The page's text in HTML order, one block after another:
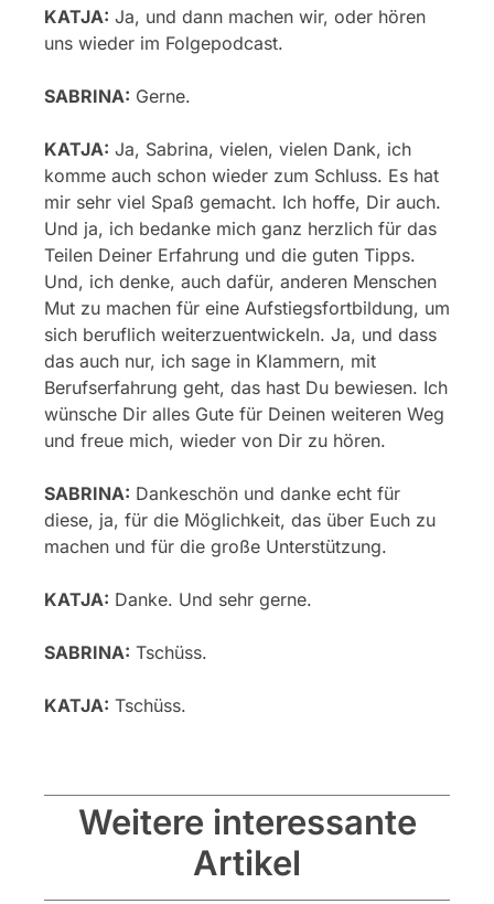
KATJA: Ja, und dann machen wir, oder hören
uns wieder im Folgepodcast.
SABRINA: Gerne.
KATJA: Ja, Sabrina, vielen, vielen Dank, ich
komme auch schon wieder zum Schluss. Es hat
mir sehr viel Spaß gemacht. Ich hoffe, Dir auch.
Und ja, ich bedanke mich ganz herzlich für das
Teilen Deiner Erfahrung und die guten Tipps.
Und, ich denke, auch dafür, anderen Menschen
Mut zu machen für eine Aufstiegsfortbildung, um
sich beruflich weiterzuentwickeln. Ja, und dass
das auch nur, ich sage in Klammern, mit
Berufserfahrung geht, das hast Du bewiesen. Ich
wünsche Dir alles Gute für Deinen weiteren Weg
und freue mich, wieder von Dir zu hören.
SABRINA: Dankeschön und danke echt für
diese, ja, für die Möglichkeit, das über Euch zu
machen und für die große Unterstützung.
KATJA: Danke. Und sehr gerne.
SABRINA: Tschüss.
KATJA: Tschüss.
Weitere interessante
Artikel